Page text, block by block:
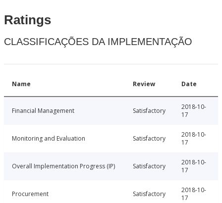
Ratings
CLASSIFICAÇÕES DA IMPLEMENTAÇÃO
Name Review Date
Financial Management Satisfactory
2018-10-
17
Monitoring and Evaluation Satisfactory
2018-10-
17
Overall Implementation Progress (IP) Satisfactory
2018-10-
17
Procurement Satisfactory
2018-10-
17